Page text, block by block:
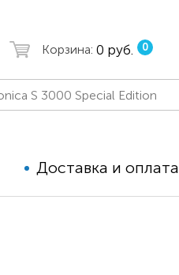
Корзина: 0 руб. 0
Доставка и оплата